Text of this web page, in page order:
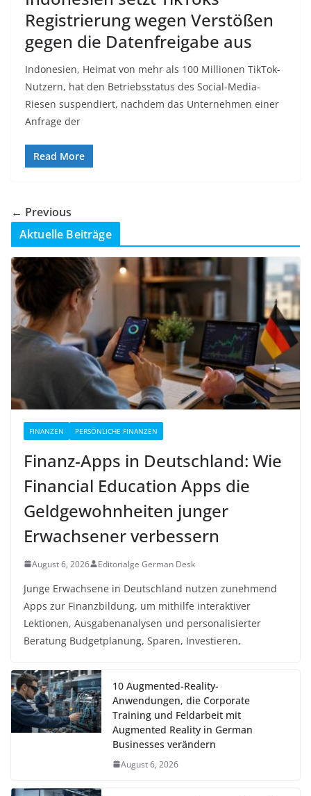
Registrierung wegen Verstößen
gegen die Datenfreigabe aus
Indonesien, Heimat von mehr als 100 Millionen TikTok-
Nutzern, hat den Betriebsstatus des Social-Media-
Riesen suspendiert, nachdem das Unternehmen einer
Anfrage der
Read More
← Previous
Aktuelle Beiträge
FINANZEN PERSÖNLICHE FINANZEN
Finanz-Apps in Deutschland: Wie
Financial Education Apps die
Geldgewohnheiten junger
Erwachsener verbessern
August 6, 2026 Editorialge German Desk
Junge Erwachsene in Deutschland nutzen zunehmend
Apps zur Finanzbildung, um mithilfe interaktiver
Lektionen, Ausgabenanalysen und personalisierter
Beratung Budgetplanung, Sparen, Investieren,
10 Augmented-Reality-
Anwendungen, die Corporate
Training und Feldarbeit mit
Augmented Reality in German
Businesses verändern
August 6, 2026